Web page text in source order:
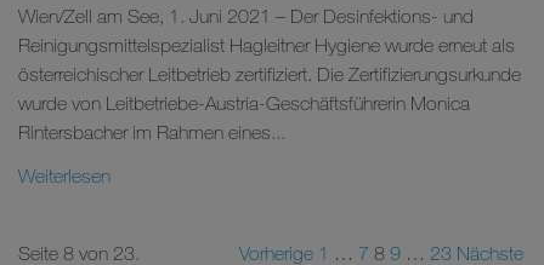
Wien/Zell am See, 1. Juni 2021 – Der Desinfektions- und
Reinigungsmittelspezialist Hagleitner Hygiene wurde erneut als
österreichischer Leitbetrieb zertifiziert. Die Zertifizierungsurkunde
wurde von Leitbetriebe-Austria-Geschäftsführerin Monica
Rintersbacher im Rahmen eines...
Weiterlesen
Seite 8 von 23. Vorherige 1 … 7 8 9 … 23 Nächste